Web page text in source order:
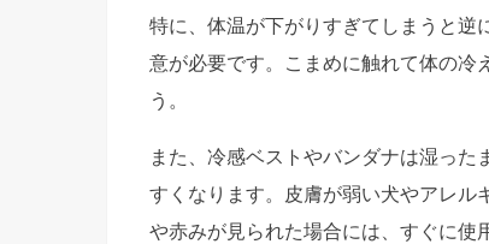
特に、体温が下がりすぎてしまうと逆
意が必要です。こまめに触れて体の冷
う。
また、冷感ベストやバンダナは湿っ
すくなります。皮膚が弱い犬やアレル
や赤みが見られた場合には、すぐに使